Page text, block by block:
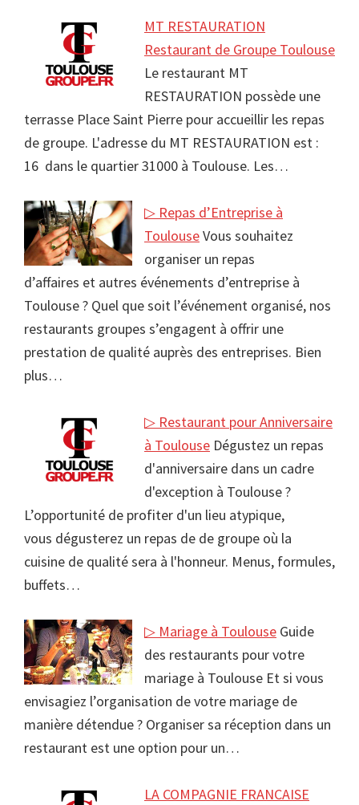
MT RESTAURATION
Restaurant de Groupe Toulouse
Le restaurant MT
RESTAURATION possède une
terrasse Place Saint Pierre pour accueillir les repas
de groupe. L'adresse du MT RESTAURATION est :
16 dans le quartier 31000 à Toulouse. Les…
▷ Repas d’Entreprise à
ToulouseVous souhaitez
organiser un repas
d’affaires et autres événements d’entreprise à
Toulouse ? Quel que soit l’événement organisé, nos
restaurants groupes s’engagent à offrir une
prestation de qualité auprès des entreprises. Bien
plus…
▷ Restaurant pour Anniversaire
à Toulouse Dégustez un repas
d'anniversaire dans un cadre
d'exception à Toulouse ?
L’opportunité de profiter d'un lieu atypique,
vous dégusterez un repas de de groupe où la
cuisine de qualité sera à l'honneur. Menus, formules,
buffets…
▷ Mariage à Toulouse Guide
des restaurants pour votre
mariage à Toulouse Et si vous
envisagiez l’organisation de votre mariage de
manière détendue ? Organiser sa réception dans un
restaurant est une option pour un…
LA COMPAGNIE FRANCAISE